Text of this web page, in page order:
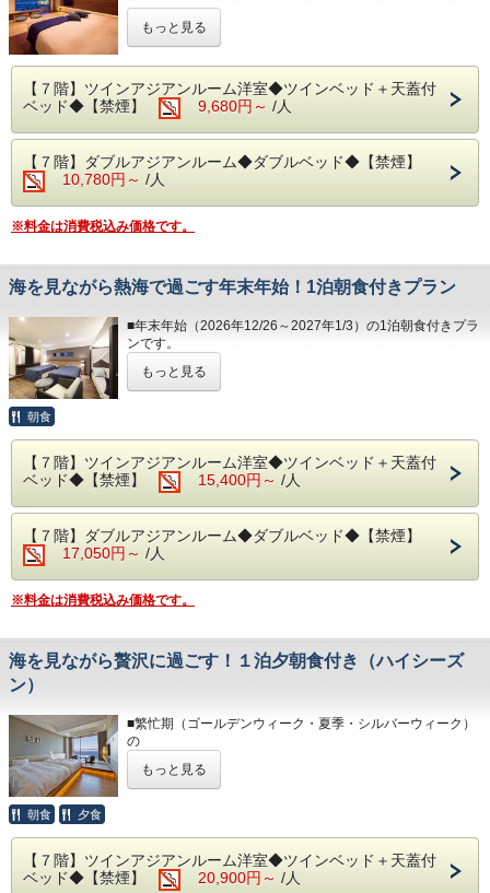
予約状況に応じて入場時間を分けさせていただく場合があり
ます。
入場時間のご予約につきましては、ご到着順にお伺いしてお
ご理解、ご協力くださいますようお願い申し上げます。
◆大浴場
良質な熱海温泉を是非ご堪能くださいませ。
なること間違いなしです。
・15:00～24:00（最終入場 23:30）
◆エステ・岩盤浴・貸切露天風呂
1日1台1,200円となります。
・30台と限りがあり先着順のお申し込みとなります。
・満車の場合はホテルよりご連絡いたします。（近隣のコイ
ンパーキング
をお客様ご自身でご利用ください。）
◆その他の税
入湯税150円、宿泊税200円が別途かかります。
お客様自身に敷いて頂いております。
◆お食事
レストラン「The Dining OCEAN'S GIFT」はナチュラルリ
ゾートをコンセプトとした和洋ビュッフェダイニングとなり
ます。
朝食は目の前の相模湾から昇る朝日を肌で感じながら、夕食
は夜景と共にビュッフェをお楽しみください。
＊体験型の浜焼きや手作りピザ、カニもご用意しています。
＊内容・品数は時期によって異なる場合がございます。
予めご了承くださいませ。（写真はイメージとなりま
す。）
・朝食 7:00～ 9:30（最終入場 9:00）
ます。
入場時間のご予約はご到着順にお伺いしております。
ご理解、ご協力くださいますようお願い申し上げます。
・15:00～24:00（最終入場 23:30）
・ 6:00～10:30（最終入場 10:00）
事前予約制です。0557-82-8111までお問い合わせくださ
い。
◆駐車場
1日1台1,200円です。
※満車の場合はホテルよりご連絡いたします。（近隣のコイ
ンパーキングをお客様ご自身でご利用ください。）
◆その他の税
入湯税150円、宿泊税200円が別途かかります。
くりとお過ごし下さい。
◆お部屋
お部屋から見る景色は「感動」間違いなし！
お部屋から眺める朝焼けや熱海の夜景が一望できます。
＊３歳未満のお子様がいる場合は備考欄へご人数をご記入下
さい。
＊3名様以上のご宿泊につきましては、ご就寝の際に畳・ソ
ファースペースにお布団をお客様自身に敷いて頂いておりま
す。
◆大浴場
しです。
【 06:00～10:30 / 15:00～24:00 】
◆エステ・貸切風呂・岩盤浴
事前予約制となっております。詳しい内容はお電話にて承っ
ております。＜0557-82-8111＞までお問い合わせくださ
い。
※30台と限りがあり先着順のお申し込みとなります。
※満車の場合は、ホテルよりご連絡いたします。（近隣のコ
インパーキングをお客様ご自身でご利用下さい。）
■駐車場の場所はホームページの「アクセス欄」をご確認下
◆その他の税
【駐車場のご案内】
ります。
・ご予約の際は必ず駐車場を利用する旨と台
・専用駐車場の場所につきましては、当館公
式ホームページの「アクセス」に
記載しておりますのでご確認ください。
ります。
もっと見る
【７階】ツインアジアンルーム洋室◆ツインベッド＋天蓋付
ベッド◆【禁煙】
9,680円～ /人
【７階】ダブルアジアンルーム◆ダブルベッド◆【禁煙】
10,780円～ /人
※料金は消費税込み価格です。
海を見ながら熱海で過ごす年末年始！1泊朝食付きプラン
■年末年始（2026年12/26～2027年1/3）の1泊朝食付きプラ
ンです。
オーシャンビューの客室・源泉かけ流しの露天風呂・評判の
朝食バイキングを堪能しながら、至福のひとときをお過ごし
お部屋から見る景色は「感動」間違いなし。
相模湾から昇る朝日や熱海の夜景が一望できます。
ご記入ください。
※3名様以上のご宿泊につきましては、ご就寝の際に畳・ソ
ファースペースにご自身でお布団を敷いていただいておりま
◆お食事
洋食を中心とした多彩なお料理をご用意してます。
朝食は相模湾から昇る朝日を肌で感じながら、当館のビュッ
※炙ってお召し上がりいただく干物や自身で作る海鮮丼もあ
ります。
※内容・品数は時期によって異なる場合がございます。
（写真はイメージとなります。）
予約状況に応じて入場時間を分けさせていただきます。
ご理解、ご協力くださいますようお願い申し上げます。
もっと見る
朝食
【７階】ツインアジアンルーム洋室◆ツインベッド＋天蓋付
ベッド◆【禁煙】
15,400円～ /人
【７階】ダブルアジアンルーム◆ダブルベッド◆【禁煙】
17,050円～ /人
※料金は消費税込み価格です。
海を見ながら贅沢に過ごす！１泊夕朝食付き（ハイシーズ
ン）
■繁忙期（ゴールデンウィーク・夏季・シルバーウィーク）
の
オーシャンビューの客室・源泉かけ流しの露天風呂・清潔感
◆お部屋
お部屋から見る景色は「感動」間違いなし。
もっと見る
朝食 夕食
【７階】ツインアジアンルーム洋室◆ツインベッド＋天蓋付
ベッド◆【禁煙】
20,900円～ /人